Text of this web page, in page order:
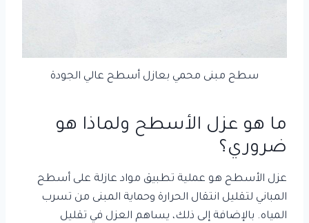
سطح مبنى محمي بعازل أسطح عالي الجودة
ما هو عزل الأسطح ولماذا هو
ضروري؟
عزل الأسطح هو عملية تطبيق مواد عازلة على أسطح
المباني لتقليل انتقال الحرارة وحماية المبنى من تسرب
المياه. بالإضافة إلى ذلك، يساهم العزل في تقليل